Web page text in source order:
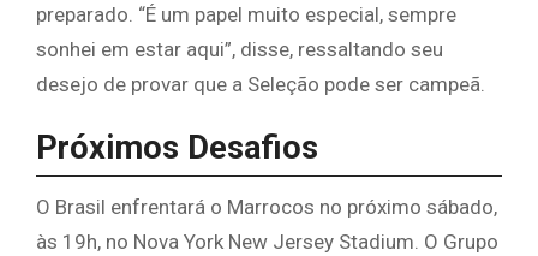
preparado. “É um papel muito especial, sempre
sonhei em estar aqui”, disse, ressaltando seu
desejo de provar que a Seleção pode ser campeã.
Próximos Desafios
O Brasil enfrentará o Marrocos no próximo sábado,
às 19h, no Nova York New Jersey Stadium. O Grupo